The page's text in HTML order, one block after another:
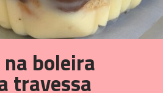
na boleira
travessa